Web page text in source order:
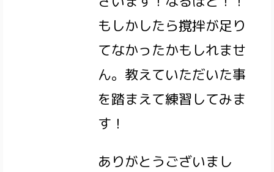
もしかしたら撹拌が足り
てなかったかもしれませ
ん。教えていただいた事
を踏まえて練習してみま
す！
ありがとうございまし